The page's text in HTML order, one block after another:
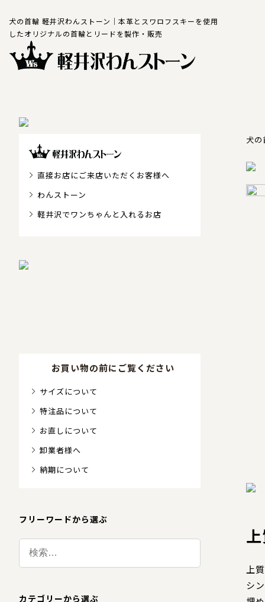
犬の首輪 軽井沢わんストーン｜本革とスワロフスキーを使用
したオリジナルの首輪とリードを製作・販売
犬
上
シ
直接お店にご来店いただくお客様へ
わんストーン
軽井沢でワンちゃんと入れるお店
お買い物の前にご覧ください
サイズについて
特注品について
お直しについて
卸業者様へ
納期について
フリーワードから選ぶ
カテゴリーから選ぶ